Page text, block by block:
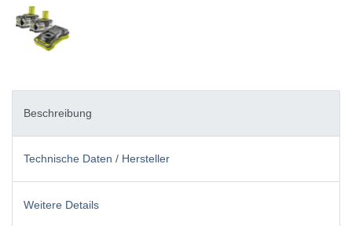
Beschreibung
Technische Daten / Hersteller
Weitere Details